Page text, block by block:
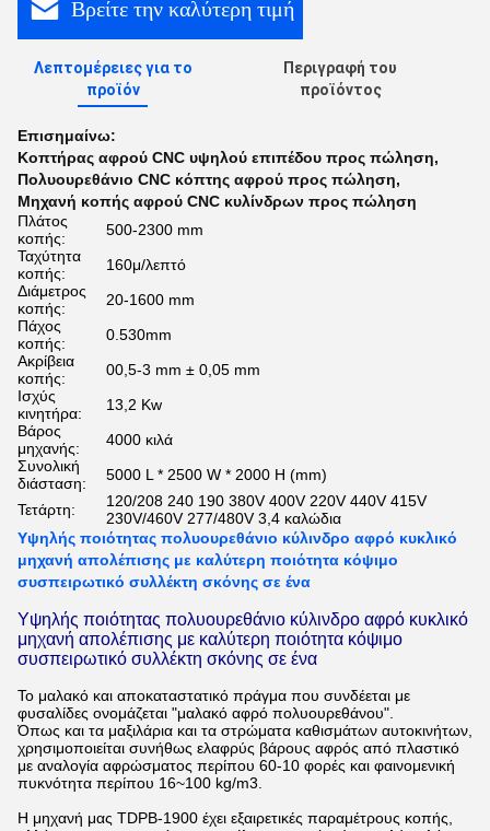
Βρείτε την καλύτερη τιμή
Λεπτομέρειες για το
προϊόν
Περιγραφή του
προϊόντος
Επισημαίνω:
Κοπτήρας αφρού CNC υψηλού επιπέδου προς πώληση,
Πολυουρεθάνιο CNC κόπτης αφρού προς πώληση,
Μηχανή κοπής αφρού CNC κυλίνδρων προς πώληση
Πλάτος
κοπής:
500-2300 mm
Ταχύτητα
κοπής:
160μ/λεπτό
Διάμετρος
κοπής:
20-1600 mm
Πάχος
κοπής:
0.530mm
Ακρίβεια
κοπής:
00,5-3 mm ± 0,05 mm
Ισχύς
κινητήρα:
13,2 Kw
Βάρος
μηχανής:
4000 κιλά
Συνολική
διάσταση:
5000 L * 2500 W * 2000 H (mm)
Τετάρτη:
120/208 240 190 380V 400V 220V 440V 415V
230V/460V 277/480V 3,4 καλώδια
Υψηλής ποιότητας πολυουρεθάνιο κύλινδρο αφρό κυκλικό
μηχανή απολέπισης με καλύτερη ποιότητα κόψιμο
συσπειρωτικό συλλέκτη σκόνης σε ένα
Υψηλής ποιότητας πολυουρεθάνιο κύλινδρο αφρό κυκλικό
μηχανή απολέπισης με καλύτερη ποιότητα κόψιμο
συσπειρωτικό συλλέκτη σκόνης σε ένα
Το μαλακό και αποκαταστατικό πράγμα που συνδέεται με
φυσαλίδες ονομάζεται "μαλακό αφρό πολυουρεθάνου".
Όπως και τα μαξιλάρια και τα στρώματα καθισμάτων αυτοκινήτων,
χρησιμοποιείται συνήθως ελαφρύς βάρους αφρός από πλαστικό
με αναλογία αφρώσματος περίπου 60-10 φορές και φαινομενική
πυκνότητα περίπου 16~100 kg/m3.
Η μηχανή μας TDPB-1900 έχει εξαιρετικές παραμέτρους κοπής,